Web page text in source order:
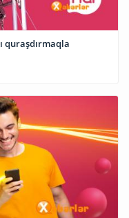
quraşdırmaqla